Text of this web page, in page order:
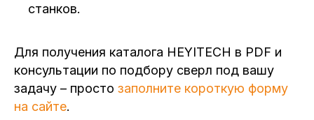
станков.
Для получения каталога HEYITECH в PDF и
консультации по подбору сверл под вашу
задачу – просто заполните короткую форму
на сайте.